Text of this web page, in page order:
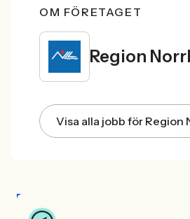
OM FÖRETAGET
Region
Visa alla jobb för Region